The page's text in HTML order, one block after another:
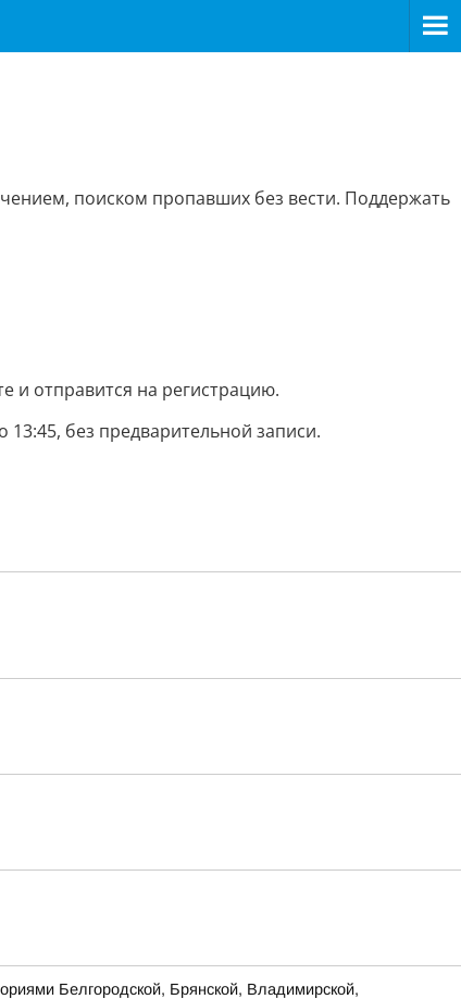
поиском пропавших без вести. Поддержать
и отправится на регистрацию.
без предварительной записи.
Белгородской, Брянской, Владимирской,